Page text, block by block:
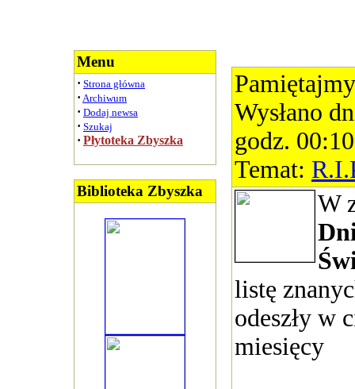
Menu
· Strona główna
· Archiwum
· Dodaj newsa
· Szukaj
· Płytoteka Zbyszka
Biblioteka Zbyszka
Wysłano
godz.
Temat:
W
listę
odeszły w
miesięcy